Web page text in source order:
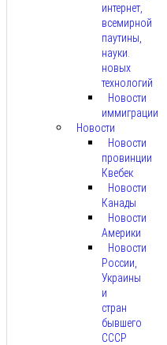
интернет,
всемирной
паутины,
науки.
новых
технологий
Новости
иммиграции
Новости
Новости
провинции
Квебек
Новости
Канады
Новости
Америки
Новости
России,
Украины
и
стран
бывшего
СССР